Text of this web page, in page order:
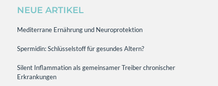
NEUE ARTIKEL
Mediterrane Ernährung und Neuroprotektion
Spermidin: Schlüsselstoff für gesundes Altern?
Silent Inflammation als gemeinsamer Treiber chronischer
Erkrankungen